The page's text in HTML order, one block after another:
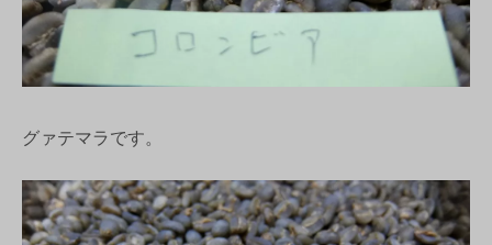
グァテマラです。